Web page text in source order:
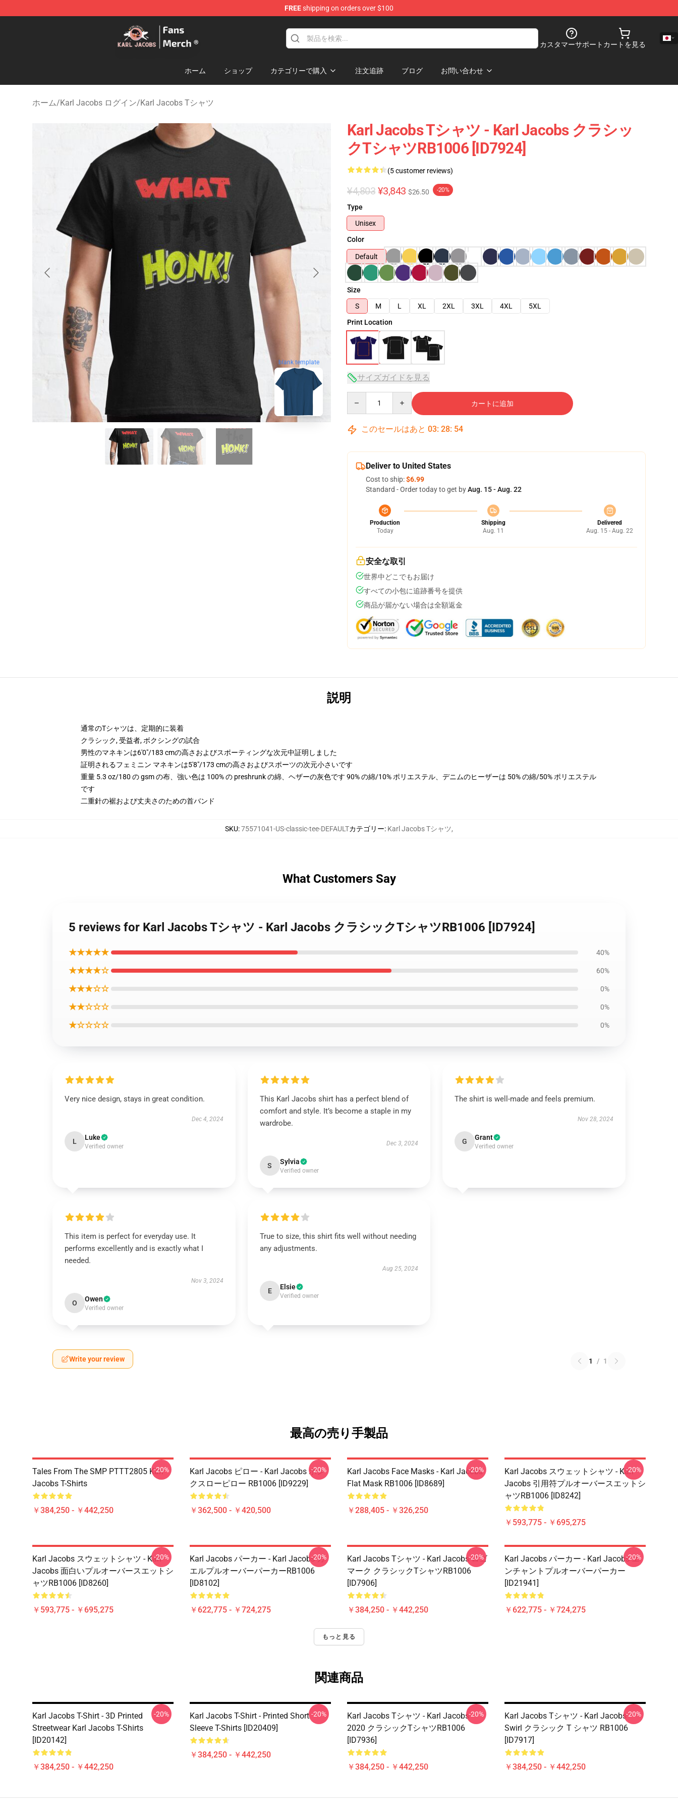
FREEshipping on orders over $100
Karl Jacobs Store - Official Karl Jacobs Merchandise Shop
カスタマーサポート カートを見る
ホーム ショップ カテゴリーで購入 注文追跡 ブログ お問い合わせ
ホーム/Karl Jacobs ログイン/Karl Jacobs Tシャツ
blank template
Karl Jacobs Tシャツ - Karl Jacobs クラシッ
クTシャツRB1006 [ID7924]
(5 customer reviews)
¥4,803 ¥3,843 $26.50 -20%
Type
Unisex
Color
Default
Size
S
M L XL 2XL 3XL 4XL
5XL
Print Location
サイズガイドを見る
カートに追加
このセールはあと 03: 28: 53
Deliver to United States
Cost to ship:$6.99
Standard - Order today to get byAug. 15 - Aug. 22
Production
Today
Shipping
Aug. 11
Delivered
Aug. 15 - Aug. 22
安全な取引
世界中どこでもお届け
すべての小包に追跡番号を提供
商品が届かない場合は全額返金
説明
通常のTシャツは、定期的に装着
クラシック, 受益者, ボクシングの試合
男性のマネキンは6'0"/183 cmの高さおよびスポーティングな次元中証明しました
証明されるフェミニン マネキンは5'8"/173 cmの高さおよびスポーツの次元小さいです
重量 5.3 oz/180 の gsm の布、強い色は 100% の preshrunk の綿、ヘザーの灰色です 90% の綿/10% ポリエステル、デニムのヒーザーは 50% の綿/50% ポリエステル
です
二重針の裾および丈夫さのための首バンド
SKU:75571041-US-classic-tee-DEFAULTカテゴリー: Karl Jacobs Tシャツ,
What Customers Say
5 reviews for Karl Jacobs Tシャツ - Karl Jacobs クラシックTシャツRB1006 [ID7924]
★★★★★ 40%
★★★★☆ 60%
★★★☆☆ 0%
★★☆☆☆ 0%
★☆☆☆☆ 0%
Very nice design, stays in great condition.
Dec 4, 2024
L Luke
Verified owner
This Karl Jacobs shirt has a perfect blend of
comfort and style. It’s become a staple in my
wardrobe.
Dec 3, 2024
S Sylvia
Verified owner
The shirt is well-made and feels premium.
Nov 28, 2024
G Grant
Verified owner
This item is perfect for everyday use. It
performs excellently and is exactly what I
needed.
Nov 3, 2024
O Owen
Verified owner
True to size, this shirt fits well without needing
any adjustments.
Aug 25, 2024
E Elsie
Verified owner
Write your review 1 / 1
最高の売り手製品
Tales From The SMP PTTT2805 Karl
Jacobs T-Shirts
￥384,250 - ￥442,250
-20%
Karl Jacobs ピロー - Karl Jacobs ホン
クスローピロー RB1006 [ID9229]
￥362,500 - ￥420,500
-20%
Karl Jacobs Face Masks - Karl Jacobs
Flat Mask RB1006 [ID8689]
￥288,405 - ￥326,250
-20%
Karl Jacobs スウェットシャツ - Karl
Jacobs 引用符プルオーバースエットシ
ャツRB1006 [ID8242]
￥593,775 - ￥695,275
-20%
Karl Jacobs スウェットシャツ - Karl
Jacobs 面白いプルオーバースエットシ
ャツRB1006 [ID8260]
￥593,775 - ￥695,275
-20%
Karl Jacobs パーカー - Karl Jacobs カ
エルプルオーバーパーカーRB1006
[ID8102]
￥622,775 - ￥724,275
-20%
Karl Jacobs Tシャツ - Karl Jacobs ロゴ
マーク クラシックTシャツRB1006
[ID7906]
￥384,250 - ￥442,250
-20%
Karl Jacobs パーカー - Karl Jacobs エ
ンチャントプルオーバーパーカー
[ID21941]
￥622,775 - ￥724,275
-20%
もっと見る
関連商品
Karl Jacobs T-Shirt - 3D Printed
Streetwear Karl Jacobs T-Shirts
[ID20142]
￥384,250 - ￥442,250
-20%
Karl Jacobs T-Shirt - Printed Short
Sleeve T-Shirts [ID20409]
￥384,250 - ￥442,250
-20%
Karl Jacobs Tシャツ - Karl Jacobs
2020 クラシックTシャツRB1006
[ID7936]
￥384,250 - ￥442,250
-20%
Karl Jacobs Tシャツ - Karl Jacobs
Swirl クラシック T シャツ RB1006
[ID7917]
￥384,250 - ￥442,250
-20%